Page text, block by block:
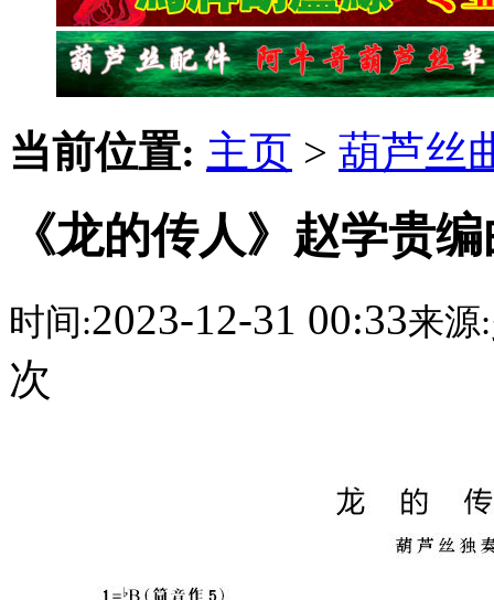
当前位置: 主页 > 葫芦丝
《龙的传人》赵学贵
时间:2023-12-31 00:33来源:
次